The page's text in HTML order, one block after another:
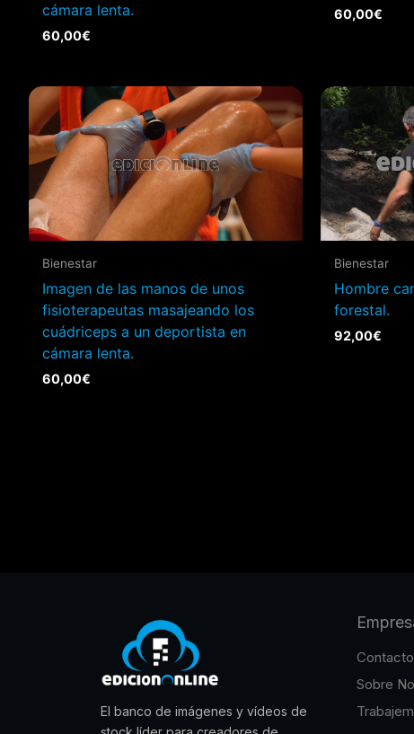
cámara lenta.
60,00€
60,00€
Bienestar
Imagen de las manos de unos
fisioterapeutas masajeando los
cuádriceps a un deportista en
cámara lenta.
60,00€
Bienestar
Hombre
forestal.
92,00€
El banco de imágenes y vídeos de
Contacto
Sobre